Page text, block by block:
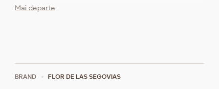
unice și solul fertil, conferă tutunului o aromă expresivă
oferind o experiență a gustului completă și echilibrată.
Mai departe
BRAND FLOR DE LAS SEGOVIAS